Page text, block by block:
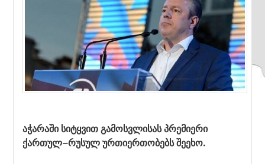
აჭარაში სიტყვით გამოსვლისას პრემიერი
ქართულ–რუსულ ურთიერთობებს შეეხო.